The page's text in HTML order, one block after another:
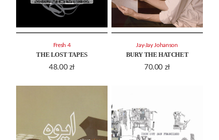
THE LOST TAPES
48.00 zł
Fresh 4
BURY THE HATCHET
70.00 zł
Jay-Jay Johanson